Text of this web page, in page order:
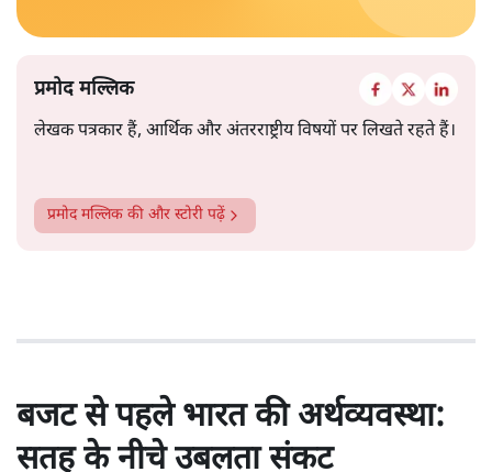
प्रमोद मल्लिक
लेखक पत्रकार हैं, आर्थिक और अंतरराष्ट्रीय विषयों पर लिखते रहते हैं।
प्रमोद मल्लिक की और स्टोरी पढ़ें
बजट से पहले भारत की अर्थव्यवस्था:
सतह के नीचे उबलता संकट